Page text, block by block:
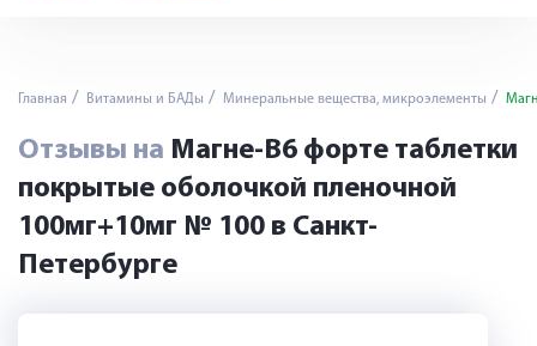
Главная Витамины и БАДы Минеральные вещества, микроэлементы
Отзывы на Магне-В6 форте таблетки
покрытые оболочкой пленочной
100мг+10мг № 100 в Санкт-
Петербурге